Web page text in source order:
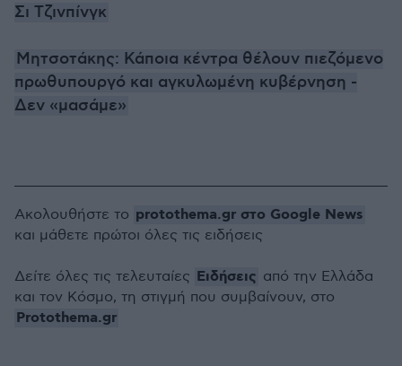
Σι Τζινπίνγκ
Μητσοτάκης: Κάποια κέντρα θέλουν πιεζόμενο
πρωθυπουργό και αγκυλωμένη κυβέρνηση -
Δεν «μασάμε»
Ακολουθήστε το protothema.gr στο Google News
και μάθετε πρώτοι όλες τις ειδήσεις
Δείτε όλες τις τελευταίες Ειδήσεις από την Ελλάδα
και τον Κόσμο, τη στιγμή που συμβαίνουν, στο
Protothema.gr